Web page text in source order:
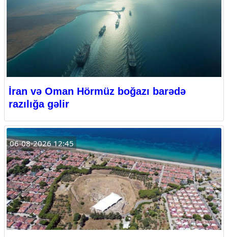
İran və Oman Hörmüz boğazı barədə
razılığa gəlir
06-08-2026 12:45